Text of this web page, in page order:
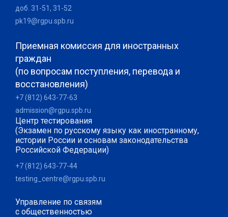
доб. 31-51, 31-52
pk19@rgpu.spb.ru
Приемная комиссия для иностранных
граждан
(по вопросам поступления, перевода и
восстановления)
+7 (812) 643-77-63
admission@rgpu.spb.ru
Центр тестирования
(Экзамен по русскому языку как иностранному,
истории России и основам законодательства
Российской Федерации)
+7 (812) 643-77-44
testing_centre@rgpu.spb.ru
Управление по связям
с общественностью